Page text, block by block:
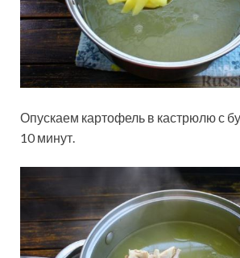
Опускаем картофель в кастрюлю с
10 минут.